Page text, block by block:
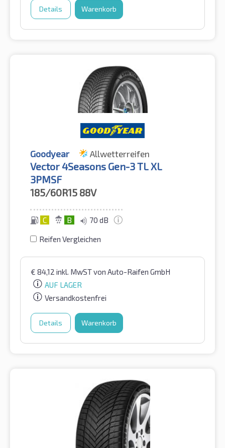
Details Warenkorb
Goodyear Allwetterreifen
Vector 4Seasons Gen-3 TL XL
3PMSF
185/60R15 88V
C B 70 dB
Reifen Vergleichen
€ 84,12 inkl. MwSTvon Auto-Raifen GmbH
AUF LAGER
Versandkostenfrei
Details Warenkorb